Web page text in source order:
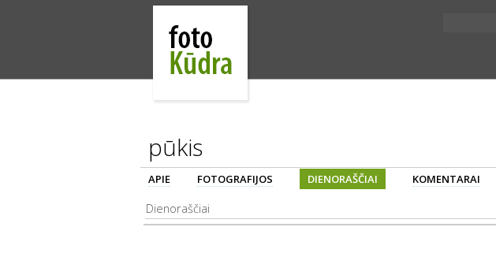
pūkis
APIE FOTOGRAFIJOS DIENORAŠČIAI KOMENTARAI
Dienoraščiai